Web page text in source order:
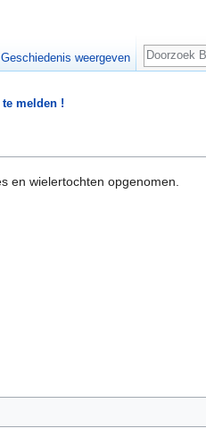
melden !
en wielertochten opgenomen.
Geschiedenis weergeven
Zoeken